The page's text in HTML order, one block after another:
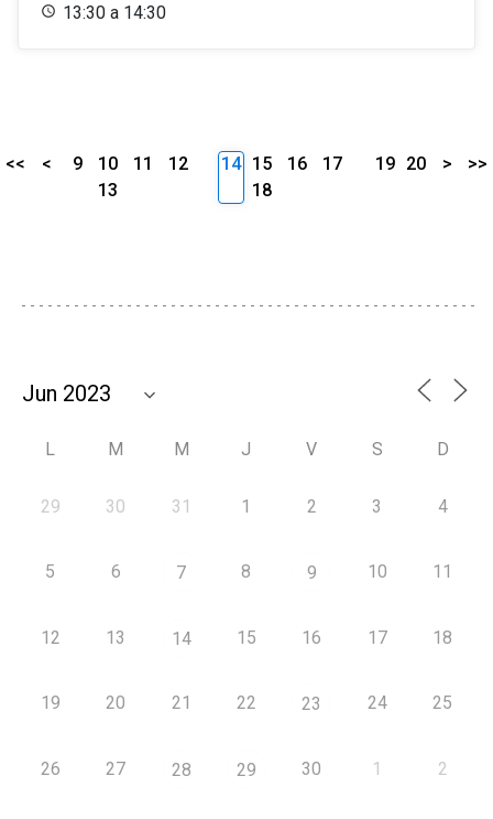
13:30 a 14:30
<< < 9 10 11
12
13
14 15 16
17
18
19 20 > >>
L M M J V S D
29 30 31 1 2 3 4
5 6 7 8 9 10 11
12 13 14 15 16 17 18
19 20 21 22 23 24 25
26 27 28 29 30 1 2